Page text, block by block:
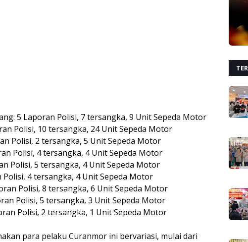
5 Laporan Polisi, 7 tersangka, 9 Unit Sepeda Motor
Polisi, 10 tersangka, 24 Unit Sepeda Motor
Polisi, 2 tersangka, 5 Unit Sepeda Motor
Polisi, 4 tersangka, 4 Unit Sepeda Motor
Polisi, 5 tersangka, 4 Unit Sepeda Motor
4 tersangka, 4 Unit Sepeda Motor
Polisi, 8 tersangka, 6 Unit Sepeda Motor
Polisi, 5 tersangka, 3 Unit Sepeda Motor
Polisi, 2 tersangka, 1 Unit Sepeda Motor
para pelaku Curanmor ini bervariasi, mulai dari